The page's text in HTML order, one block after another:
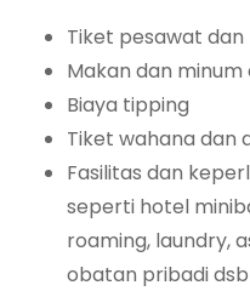
Tiket pesawat dan
Makan dan
Biaya tipping
Tiket wahana dan
Fasilitas dan
seperti hotel
roaming, laundry,
obatan pribadi dsb